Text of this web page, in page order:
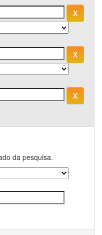
da pesquisa.